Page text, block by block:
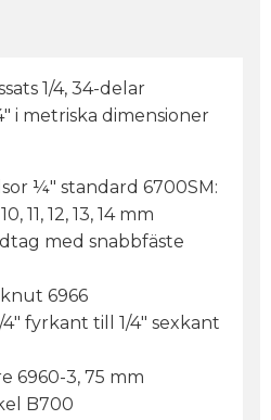
1/4, 34-delar
i metriska dimensioner
¼" standard 6700SM:
11, 12, 13, 14 mm
med snabbfäste
6966
4" fyrkant till 1/4" sexkant
6960-3, 75 mm
B700